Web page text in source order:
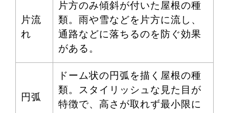
片流
れ
片方のみ傾斜が付いた屋根の種
類。雨や雪などを片方に流し、
通路などに落ちるのを防ぐ効果
がある。
円弧
ドーム状の円弧を描く屋根の種
類。スタイリッシュな見た目が
特徴で、高さが取れず最小限に